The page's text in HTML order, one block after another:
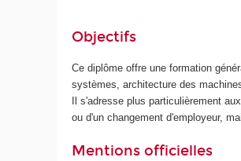
Objectifs
Ce diplôme offre une formation
systèmes, architecture des
Il s'adresse plus particulièrement
ou d'un changement d'employeur,
Mentions officielles